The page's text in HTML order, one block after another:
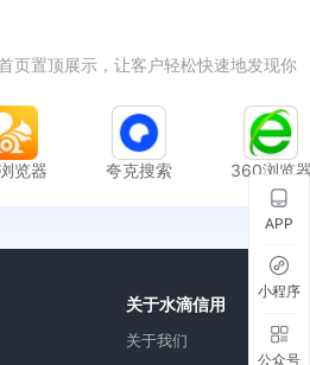
页置顶展示，让客户轻松快速地发现你
览器 夸克搜索 360浏览
关于水滴信用
关于我们
APP
小程序
公众号